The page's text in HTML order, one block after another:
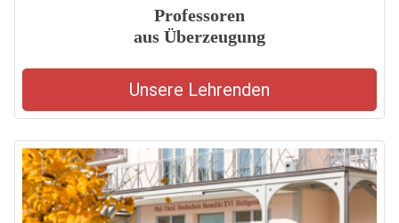
Professoren
aus Überzeugung
Unsere Lehrenden